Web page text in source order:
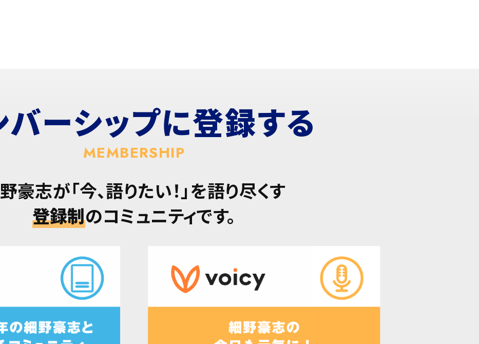
バーシップに登録する
MEMBERSHIP
豪志が「今、語りたい！」を語り尽くす
登録制のコミュニティです。